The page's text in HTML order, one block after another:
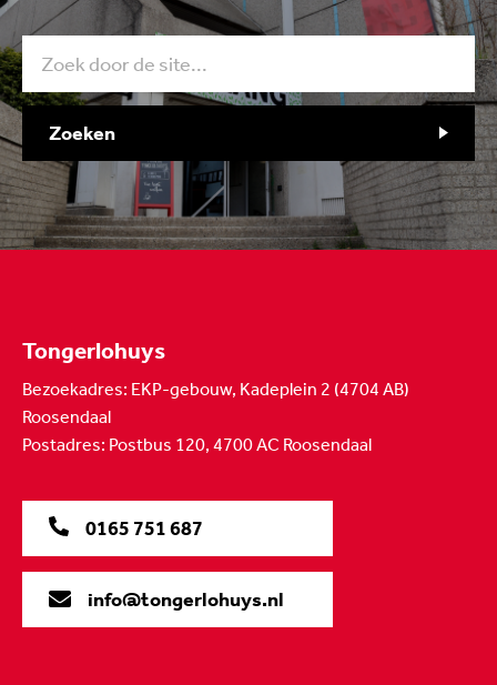
Zoeken
Tongerlohuys
Bezoekadres: EKP-gebouw, Kadeplein 2 (4704 AB)
Roosendaal
Postadres: Postbus 120, 4700 AC Roosendaal
0165 751 687
info@tongerlohuys.nl